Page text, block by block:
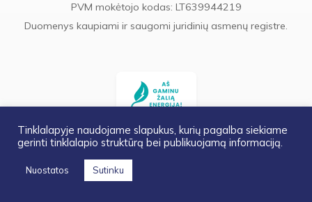
PVM mokėtojo kodas: LT639944219
Duomenys kaupiami ir saugomi juridinių asmenų registre.
© UAB „Kretingos vandenys“. Visos teisės saugomos.
Tinklalapyje naudojame slapukus, kurių pagalba siekiame
gerinti tinklalapio struktūrą bei publikuojamą informaciją.
Nuostatos Sutinku